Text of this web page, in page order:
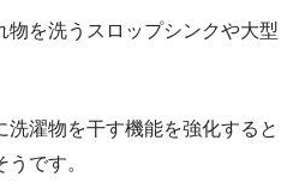
物を洗うスロップシンクや大型
洗濯物を干す機能を強化すると
です。